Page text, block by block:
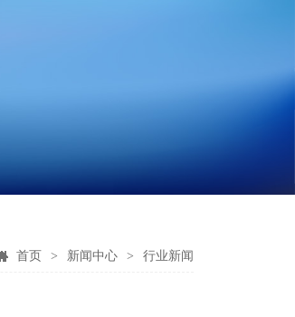
首页 > 新闻中心 > 行业新闻